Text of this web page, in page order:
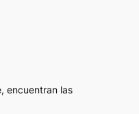
encuentran las